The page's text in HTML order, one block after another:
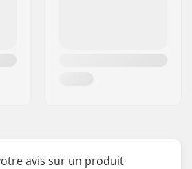
avis sur un produit